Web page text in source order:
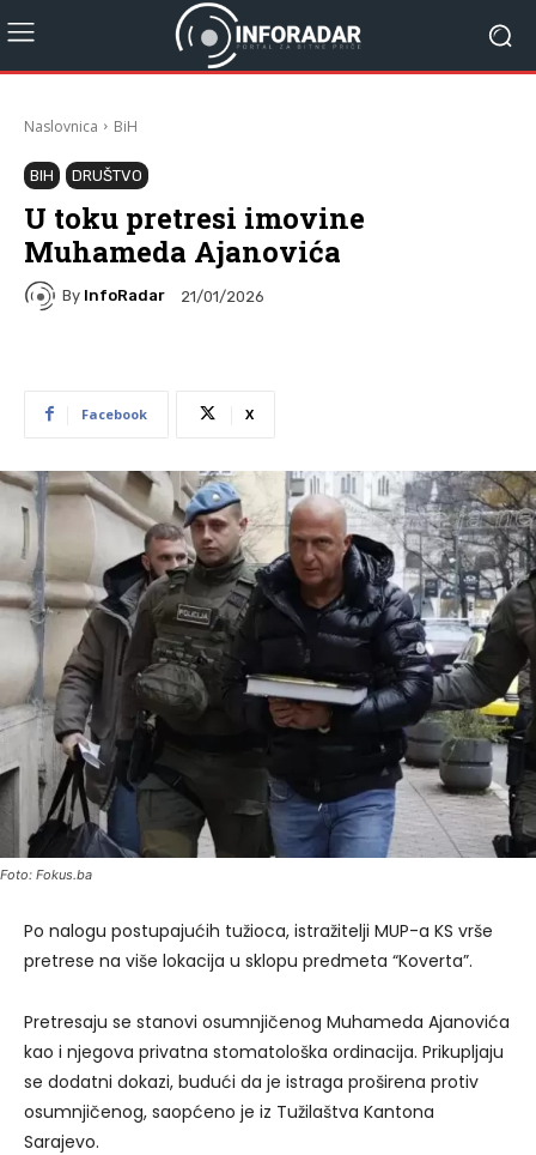
Naslovnica BiH
BIH DRUŠTVO
U toku pretresi imovine
Muhameda Ajanovića
By InfoRadar 21/01/2026
Facebook X
Foto: Fokus.ba
Po nalogu postupajućih tužioca, istražitelji MUP-a KS vrše
pretrese na više lokacija u sklopu predmeta “Koverta”.
Pretresaju se stanovi osumnjičenog Muhameda Ajanovića
kao i njegova privatna stomatološka ordinacija. Prikupljaju
se dodatni dokazi, budući da je istraga proširena protiv
osumnjičenog, saopćeno je iz Tužilaštva Kantona
Sarajevo.